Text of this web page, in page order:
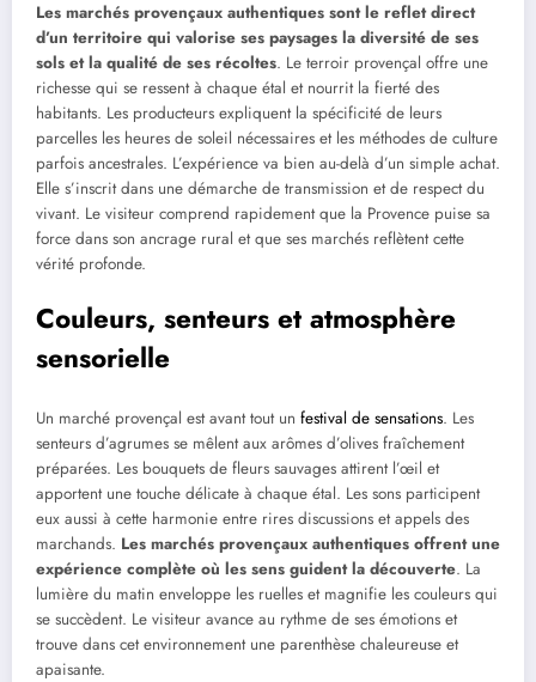
Les marchés provençaux authentiques sont le reflet direct
d’un territoire qui valorise ses paysages la diversité de ses
sols et la qualité de ses récoltes. Le terroir provençal offre une
richesse qui se ressent à chaque étal et nourrit la fierté des
habitants. Les producteurs expliquent la spécificité de leurs
parcelles les heures de soleil nécessaires et les méthodes de culture
parfois ancestrales. L’expérience va bien au-delà d’un simple achat.
Elle s’inscrit dans une démarche de transmission et de respect du
vivant. Le visiteur comprend rapidement que la Provence puise sa
force dans son ancrage rural et que ses marchés reflètent cette
vérité profonde.
Couleurs, senteurs et atmosphère
sensorielle
Un marché provençal est avant tout un festival de sensations. Les
senteurs d’agrumes se mêlent aux arômes d’olives fraîchement
préparées. Les bouquets de fleurs sauvages attirent l’œil et
apportent une touche délicate à chaque étal. Les sons participent
eux aussi à cette harmonie entre rires discussions et appels des
marchands. Les marchés provençaux authentiques offrent une
expérience complète où les sens guident la découverte. La
lumière du matin enveloppe les ruelles et magnifie les couleurs qui
se succèdent. Le visiteur avance au rythme de ses émotions et
trouve dans cet environnement une parenthèse chaleureuse et
apaisante.